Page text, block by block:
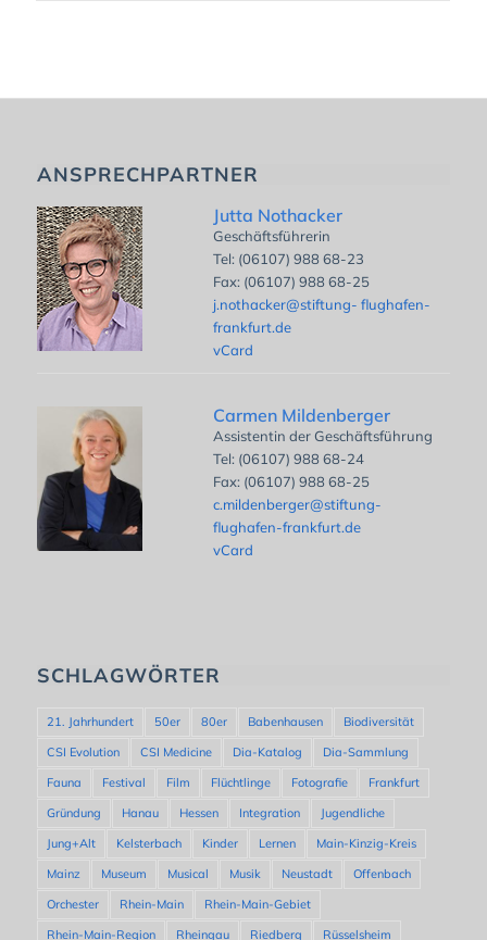
ANSPRECHPARTNER
Jutta Nothacker
Geschäftsführerin
Tel: (06107) 988 68-23
Fax: (06107) 988 68-25
j.nothacker@stiftung- flughafen-
frankfurt.de
vCard
Carmen Mildenberger
Assistentin der Geschäftsführung
Tel: (06107) 988 68-24
Fax: (06107) 988 68-25
c.mildenberger@stiftung-
flughafen-frankfurt.de
vCard
SCHLAGWÖRTER
21. Jahrhundert 50er 80er Babenhausen
Biodiversität
CSI Evolution
CSI Medicine Dia-Katalog
Dia-Sammlung
Fauna
Festival Film Flüchtlinge Fotografie
Frankfurt
Gründung
Hanau Hessen Integration
Jugendliche
Jung+Alt
Kelsterbach Kinder Lernen
Main-Kinzig-Kreis
Mainz
Museum Musical Musik Neustadt
Offenbach
Orchester
Rhein-Main
Rhein-Main-Gebiet
Rhein-Main-Region
Rheingau Riedberg Rüsselsheim